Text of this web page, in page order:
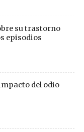
su trastorno
episodios
del odio